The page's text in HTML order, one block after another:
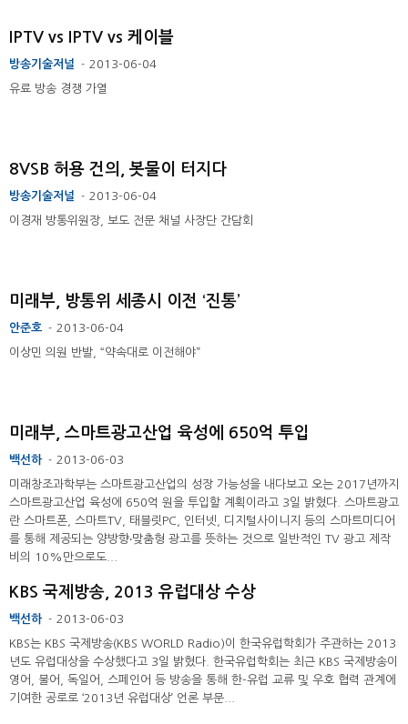
IPTV vs IPTV vs 케이블
방송기술저널 - 2013-06-04
유료 방송 경쟁 가열
8VSB 허용 건의, 봇물이 터지다
방송기술저널 - 2013-06-04
이경재 방통위원장, 보도 전문 채널 사장단 간담회
미래부, 방통위 세종시 이전 ‘진통’
안준호 - 2013-06-04
이상민 의원 반발, “약속대로 이전해야”
미래부, 스마트광고산업 육성에 650억 투입
백선하 - 2013-06-03
미래창조과학부는 스마트광고산업의 성장 가능성을 내다보고 오는 2017년까지
스마트광고산업 육성에 650억 원을 투입할 계획이라고 3일 밝혔다. 스마트광고
란 스마트폰, 스마트TV, 태블릿PC, 인터넷, 디지털사이니지 등의 스마트미디어
를 통해 제공되는 양방향‧맞춤형 광고를 뜻하는 것으로 일반적인 TV 광고 제작
비의 10%만으로도...
KBS 국제방송, 2013 유럽대상 수상
백선하 - 2013-06-03
KBS는 KBS 국제방송(KBS WORLD Radio)이 한국유럽학회가 주관하는 2013
년도 유럽대상을 수상했다고 3일 밝혔다. 한국유럽학회는 최근 KBS 국제방송이
영어, 불어, 독일어, 스페인어 등 방송을 통해 한-유럽 교류 및 우호 협력 관계에
기여한 공로로 ‘2013년 유럽대상’ 언론 부문...